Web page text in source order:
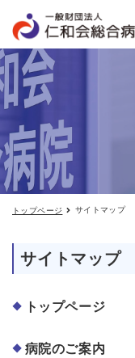
マ
ッ
プ
トップページ サイトマップ
サイトマップ
トップページ
病院のご案内